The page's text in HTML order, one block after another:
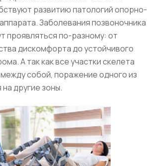
развитию патологий опорно-
Заболевания позвоночника
проявляться по-разному: от
дискомфорта до устойчивого
А так как все участки скелета
собой, поражение одного из
другие зоны.